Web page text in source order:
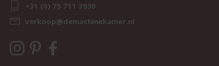
+31 (0) 75 711 3930
verkoop@demachinekamer.nl